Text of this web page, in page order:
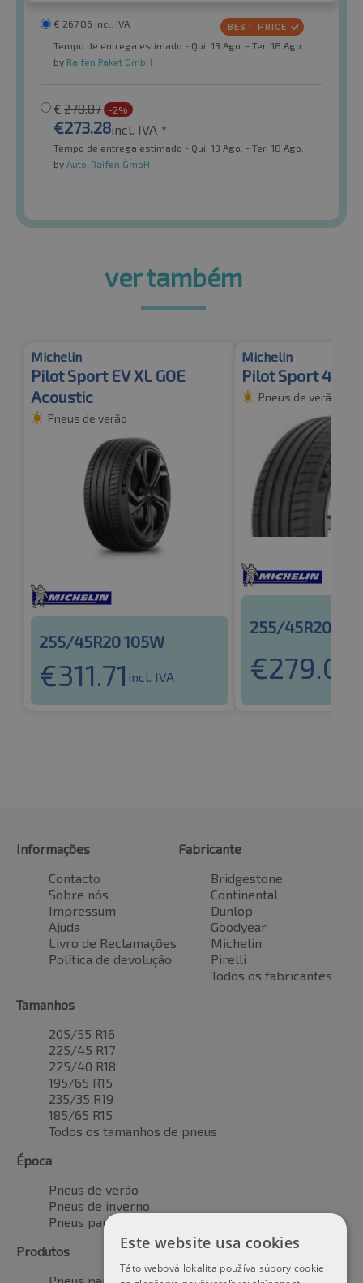
€ 267.86 incl. IVA
Tempo de entrega estimado - Qui. 13 Ago. - Ter. 18 Ago.
by Raifen Paket GmbH
€ 278.87 -2%
€273.28incl. IVA *
Tempo de entrega estimado - Qui. 13 Ago. - Ter. 18 Ago.
by Auto-Raifen GmbH
ver também
Michelin
Pilot Sport EV XL GOE
Acoustic
Pneus de verão
255/45R20 105W
€311.71 incl. IVA
Michelin
Pilot Sport 4
Pneus de verão
255/45R20
€279.07
Informações
Contacto
Sobre nós
Impressum
Ajuda
Livro de Reclamações
Política de devolução
Fabricante
Bridgestone
Continental
Dunlop
Goodyear
Michelin
Pirelli
Todos os fabricantes
Tamanhos
205/55 R16
225/45 R17
225/40 R18
195/65 R15
235/35 R19
185/65 R15
Todos os tamanhos de pneus
Época
Pneus de verão
Pneus de inverno
Pneus para todas as estações
Produtos
Este website usa cookies
Táto webová lokalita používa súbory cookie